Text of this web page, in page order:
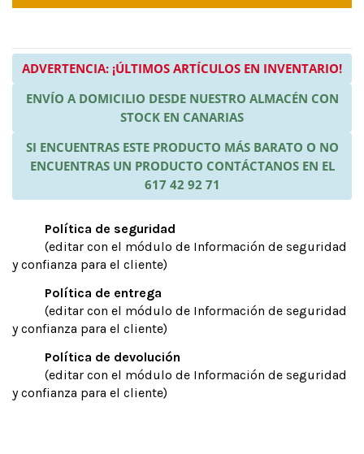
ADVERTENCIA: ¡ÚLTIMOS ARTÍCULOS EN INVENTARIO!
ENVÍO A DOMICILIO DESDE NUESTRO ALMACÉN CON
STOCK EN CANARIAS
SI ENCUENTRAS ESTE PRODUCTO MÁS BARATO O NO
ENCUENTRAS UN PRODUCTO CONTÁCTANOS EN EL
617 42 92 71
Política de seguridad
(editar con el módulo de Información de seguridad
y confianza para el cliente)
Política de entrega
(editar con el módulo de Información de seguridad
y confianza para el cliente)
Política de devolución
(editar con el módulo de Información de seguridad
y confianza para el cliente)